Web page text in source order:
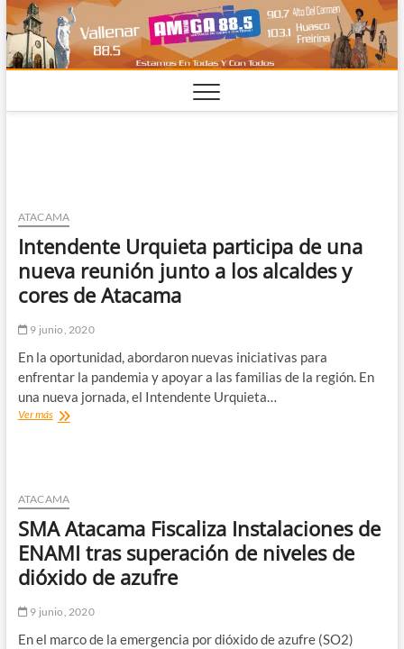
Saltar
al
contenido
ATACAMA
Intendente Urquieta participa de una
nueva reunión junto a los alcaldes y
cores de Atacama
9 junio, 2020
En la oportunidad, abordaron nuevas iniciativas para
enfrentar la pandemia y apoyar a las familias de la región. En
una nueva jornada, el Intendente Urquieta…
Ver másIntendente
nueva
reunión
junto
a
los
alcaldes
cores
Atacama
ATACAMA
SMA Atacama Fiscaliza Instalaciones de
ENAMI tras superación de niveles de
dióxido de azufre
9 junio, 2020
En el marco de la emergencia por dióxido de azufre (SO2)